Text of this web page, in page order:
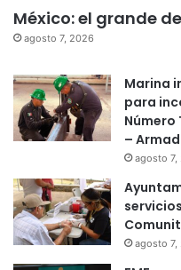
México: el grande
agosto 7, 2026
Marina
para
Número
–
agosto 7,
agosto 7,